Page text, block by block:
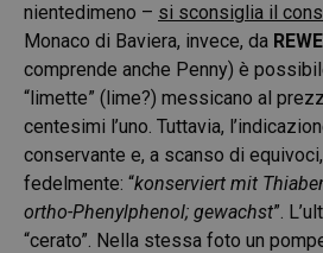
nientedimeno – si sconsiglia il
Monaco di Baviera, invece, da REWE
comprende anche Penny) è
“limette” (lime?) messicano al
centesimi l’uno. Tuttavia,
conservante e, a scanso di
fedelmente: “konserviert mit
ortho-Phenylphenol; gewachst”.
“cerato”. Nella stessa foto un